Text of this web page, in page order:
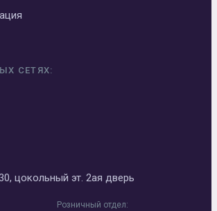
СЕТЯХ:
цокольный эт. 2ая дверь
Розничный отдел: